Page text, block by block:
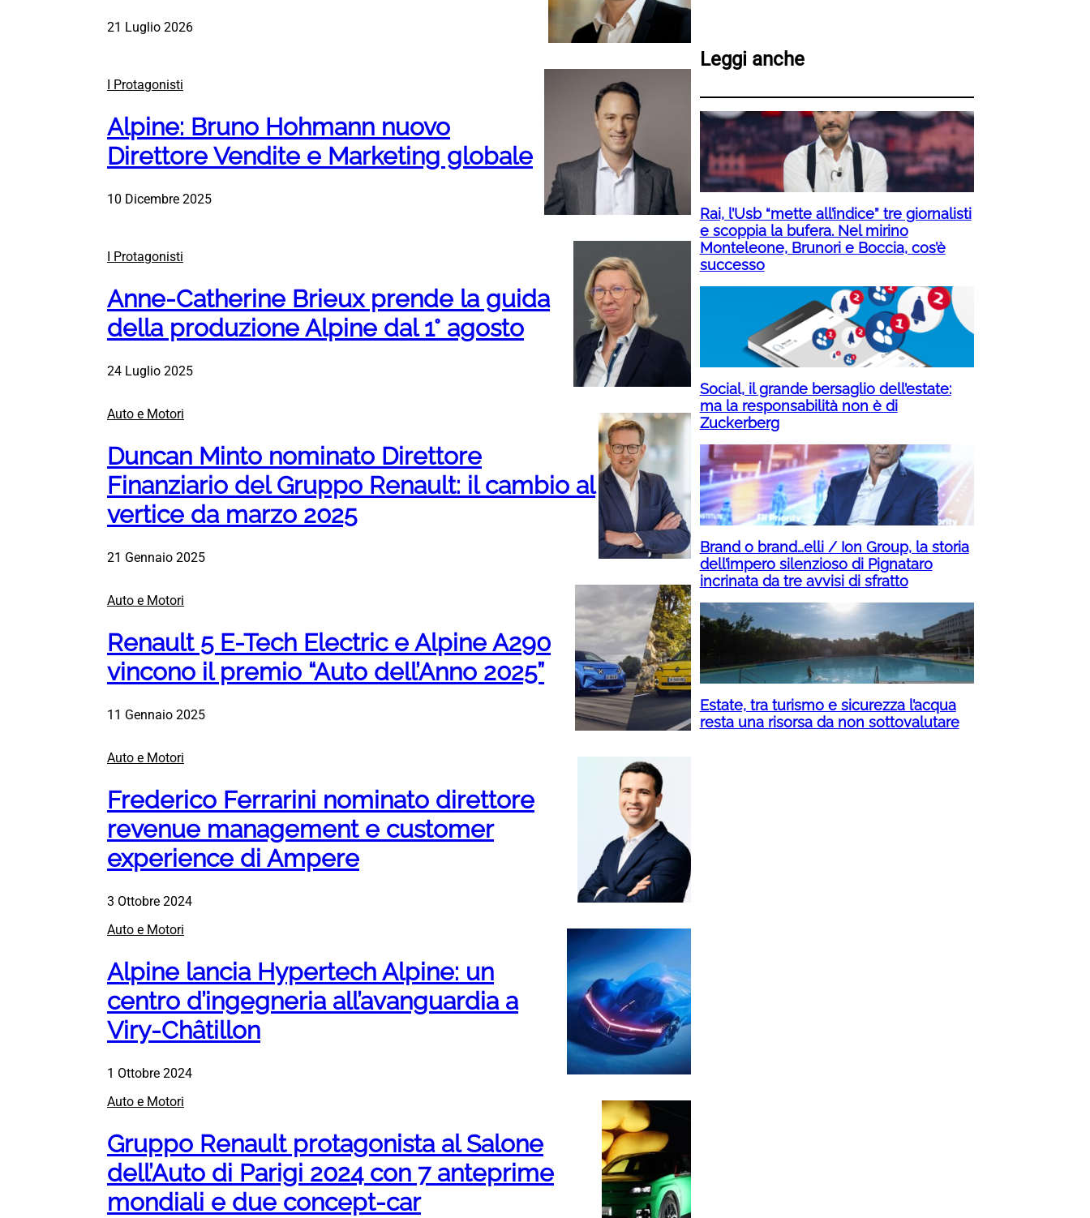
21 Luglio 2026
I Protagonisti
Alpine: Bruno Hohmann nuovo
Direttore Vendite e Marketing globale
10 Dicembre 2025
I Protagonisti
Anne-Catherine Brieux prende la guida
della produzione Alpine dal 1° agosto
24 Luglio 2025
Auto e Motori
Duncan Minto nominato Direttore
Finanziario del Gruppo Renault: il cambio al
vertice da marzo 2025
21 Gennaio 2025
Auto e Motori
Renault 5 E-Tech Electric e Alpine A290
vincono il premio “Auto dell’Anno 2025”
11 Gennaio 2025
Auto e Motori
Frederico Ferrarini nominato direttore
revenue management e customer
experience di Ampere
3 Ottobre 2024
Auto e Motori
Alpine lancia Hypertech Alpine: un
centro d’ingegneria all’avanguardia a
Viry-Châtillon
1 Ottobre 2024
Auto e Motori
Gruppo Renault protagonista al Salone
dell’Auto di Parigi 2024 con 7 anteprime
mondiali e due concept-car
Leggi anche
Rai, l’Usb “mette all’indice” tre giornalisti
e scoppia la bufera. Nel mirino
Monteleone, Brunori e Boccia, cos’è
successo
Social, il grande bersaglio dell’estate:
ma la responsabilità non è di
Zuckerberg
Brand o brand…elli / Ion Group, la storia
dell’impero silenzioso di Pignataro
incrinata da tre avvisi di sfratto
Estate, tra turismo e sicurezza l’acqua
resta una risorsa da non sottovalutare